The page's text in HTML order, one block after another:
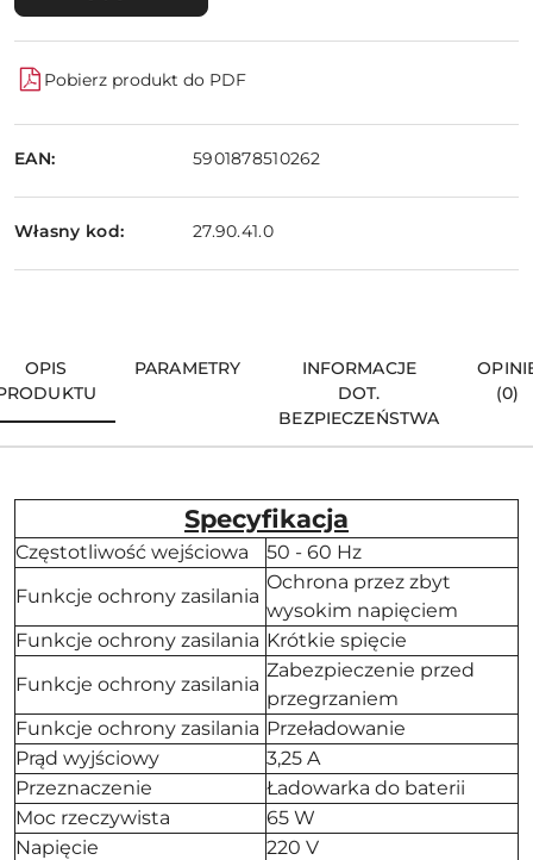
Pobierz produkt do PDF
EAN: 5901878510262
Własny kod: 27.90.41.0
OPIS
PARAMETRY
INFORMACJE
DOT.
BEZPIECZEŃSTWA
(0)
Specyfikacja
Częstotliwość wejściowa
50 - 60 Hz
Funkcje ochrony zasilania
Ochrona przez zbyt
wysokim napięciem
Funkcje ochrony zasilania Krótkie spięcie
Funkcje ochrony zasilania
Zabezpieczenie przed
przegrzaniem
Funkcje ochrony zasilania Przeładowanie
Prąd wyjściowy
3,25 A
Przeznaczenie
Ładowarka do baterii
Moc rzeczywista
65 W
Napięcie
220 V